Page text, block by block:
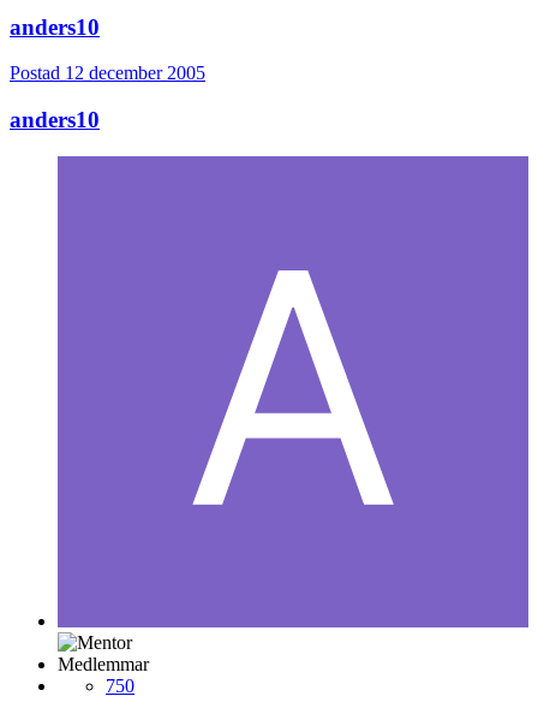
anders10
Postad 12 december 2005
anders10
Medlemmar
750